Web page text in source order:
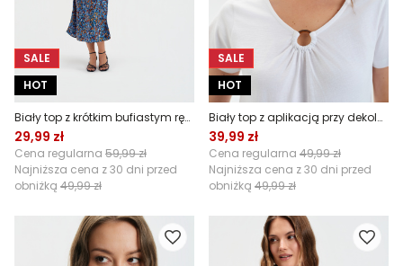
SALE
HOT
Biały top z krótkim bufiastym rękawem
29,99 zł
Cena regularna 59,99 zł
Najniższa cena z 30 dni przed
obniżką 49,99 zł
SALE
HOT
Biały top z aplikacją przy dekolcie
39,99 zł
Cena regularna 49,99 zł
Najniższa cena z 30 dni przed
obniżką 49,99 zł